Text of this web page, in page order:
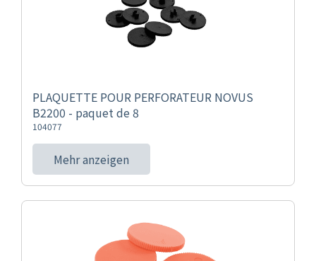
PLAQUETTE POUR PERFORATEUR NOVUS
B2200 - paquet de 8
104077
Mehr anzeigen